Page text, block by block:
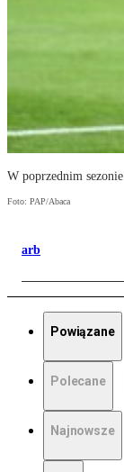
W poprzednim
Foto: PAP/Abaca
arb
Powiązane
Polecane
Najnowsze